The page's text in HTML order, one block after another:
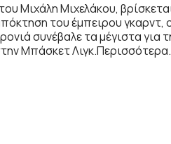
Μιχάλη Μιχελάκου,
του έμπειρου γκαρντ,
συνέβαλε τα μέγιστα για
Μπάσκετ